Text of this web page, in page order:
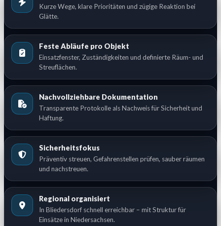
Kurze Wege, klare Prioritäten und zügige Reaktion bei
Glätte.
Feste Abläufe pro Objekt
Einsatzfenster, Zuständigkeiten und definierte Räum- und
Streuflächen.
Nachvollziehbare Dokumentation
Transparente Protokolle als Nachweis für Sicherheit und
Haftung.
Sicherheitsfokus
Präventiv streuen, Gefahrenstellen prüfen, sauber räumen
und nachstreuen.
Regional organisiert
In Bliedersdorf schnell erreichbar – mit Struktur für
Einsätze in Niedersachsen.